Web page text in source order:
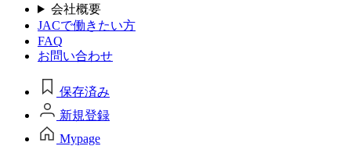
会社概要
JACで働きたい方
FAQ
お問い合わせ
保存済み
新規登録
Mypage